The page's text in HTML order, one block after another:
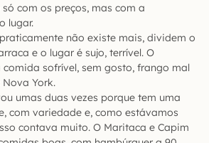
com os preços, mas com a
lugar.
não existe mais, dividem o
e o lugar é sujo, terrível. O
sofrível, sem gosto, frango mal
York.
umas duas vezes porque tem uma
com variedade e, como estávamos
contava muito. O Maritaca e Capim